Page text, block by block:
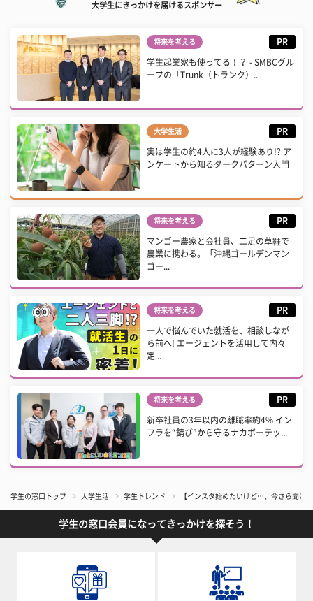
大学生にきっかけを届けるスポンサー
将来を考える PR
学生起業家も使ってる！？ - SMBCグル
ープの「Trunk（トランク）...
大学生活 PR
実は学生の約4人に3人が経験あり!? ア
ンケートから知るダークパターン入門
将来を考える PR
マンゴー農家と会社員、二足の草鞋で
農業に携わる。「沖縄ゴールデンマン
ゴー...
将来を考える PR
一人で悩んでいた就活を、相談しなが
ら前へ! エージェントを活用して内々
定...
将来を考える PR
新卒社員の3年以内の離職率約4% イン
フラを“錆び”から守るナカボーテッ...
学生の窓口トップ 大学生活 学生トレンド 【インスタ始めたいけど…、今さら聞け
学生の窓口会員になってきっかけを探そう！